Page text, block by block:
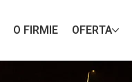
O FIRMIE OFERTA